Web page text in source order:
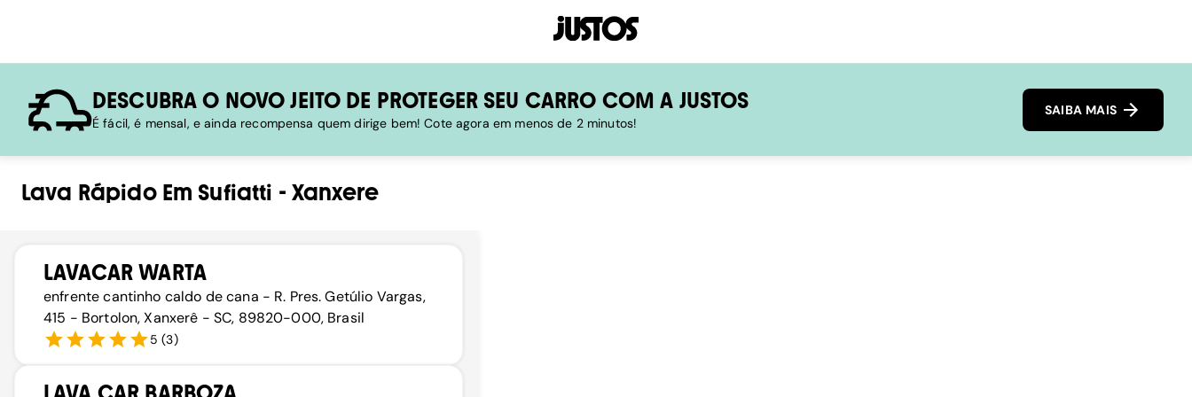
DESCUBRA O NOVO JEITO DE PROTEGER SEU CARRO COM A JUSTOS
É fácil, é mensal, e ainda recompensa quem dirige bem! Cote agora em menos de 2 minutos!
SAIBA MAIS
Lava RápidoEm Sufiatti - Xanxere
LAVACAR WARTA
enfrente cantinho caldo de cana - R. Pres. Getúlio Vargas,
415 - Bortolon, Xanxerê - SC, 89820-000, Brasil
5 (3)